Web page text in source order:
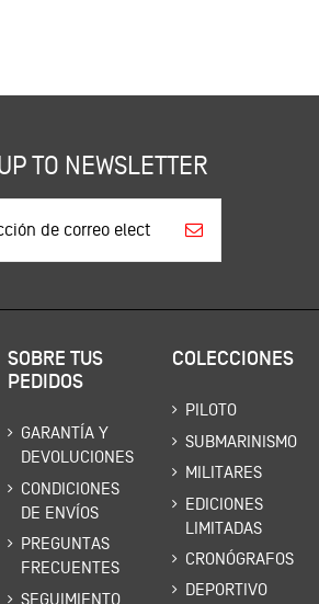
TO NEWSLETTER
SOBRE TUS
PEDIDOS
GARANTÍA Y
DEVOLUCIONES
CONDICIONES
DE ENVÍOS
PREGUNTAS
FRECUENTES
SEGUIMIENTO
COLECCIONES
PILOTO
SUBMARINISMO
MILITARES
EDICIONES
LIMITADAS
CRONÓGRAFOS
DEPORTIVO